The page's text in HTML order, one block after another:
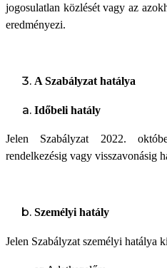
jogosulatlan közlését vagy az
eredményezi.
A Szabályzat hatálya
Időbeli hatály
Jelen Szabályzat 2022.
rendelkezésig vagy visszavonásig
Személyi hatály
Jelen Szabályzat személyi hatálya